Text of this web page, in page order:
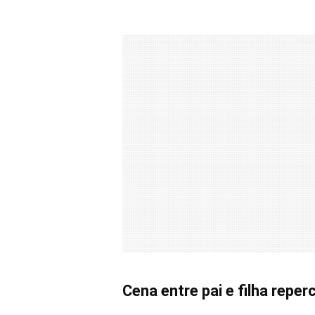
Cena entre pai e filha